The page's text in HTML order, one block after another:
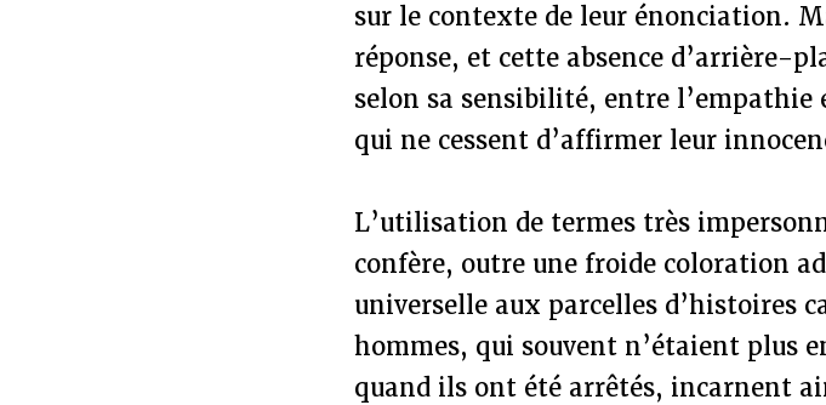
sur le contexte de leur énonciation.
réponse, et cette absence d’arrière-
selon sa sensibilité, entre
qui ne cessent d’affirmer leur
L’utilisation de termes très
confère, outre une froide coloration
universelle aux parcelles d’histoires
hommes, qui souvent n’étaient plus
quand ils ont été arrêtés, incarnent